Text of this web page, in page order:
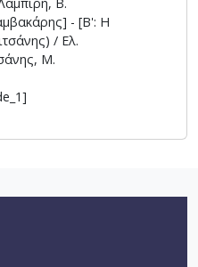
- [Β': Η
/ Ελ.
Μ.